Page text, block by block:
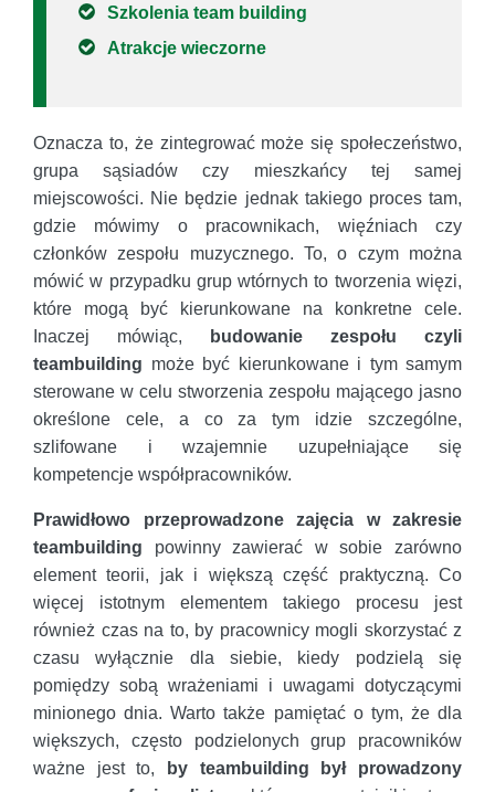
Szkolenia team building
Atrakcje wieczorne
Oznacza to, że zintegrować może się społeczeństwo,
grupa sąsiadów czy mieszkańcy tej samej
miejscowości. Nie będzie jednak takiego proces tam,
gdzie mówimy o pracownikach, więźniach czy
członków zespołu muzycznego. To, o czym można
mówić w przypadku grup wtórnych to tworzenia więzi,
które mogą być kierunkowane na konkretne cele.
Inaczej mówiąc,
budowanie zespołu czyli
teambuilding może być kierunkowane i tym samym
sterowane w celu stworzenia zespołu mającego jasno
określone cele, a co za tym idzie szczególne,
szlifowane i wzajemnie uzupełniające się
kompetencje współpracowników.
Prawidłowo przeprowadzone zajęcia w zakresie
teambuilding powinny zawierać w sobie zarówno
element teorii, jak i większą część praktyczną. Co
więcej istotnym elementem takiego procesu jest
również czas na to, by pracownicy mogli skorzystać z
czasu wyłącznie dla siebie, kiedy podzielą się
pomiędzy sobą wrażeniami i uwagami dotyczącymi
minionego dnia. Warto także pamiętać o tym, że dla
większych, często podzielonych grup pracowników
ważne jest to,
by teambuilding był prowadzony